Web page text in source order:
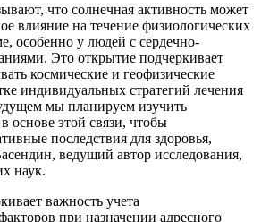
что солнечная активность может
влияние на течение физиологических
особенно у людей с сердечно-
Это открытие подчеркивает
космические и геофизические
индивидуальных стратегий лечения
мы планируем изучить
основе этой связи, чтобы
последствия для здоровья,
ведущий автор исследования,
наук.
важность учета
при назначении адресного